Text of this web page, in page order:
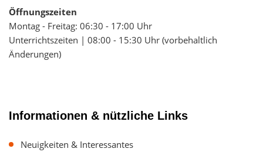
Öffnungszeiten
Montag - Freitag: 06:30 - 17:00 Uhr
Unterrichtszeiten | 08:00 - 15:30 Uhr (vorbehaltlich
Änderungen)
Informationen & nützliche Links
Neuigkeiten & Interessantes